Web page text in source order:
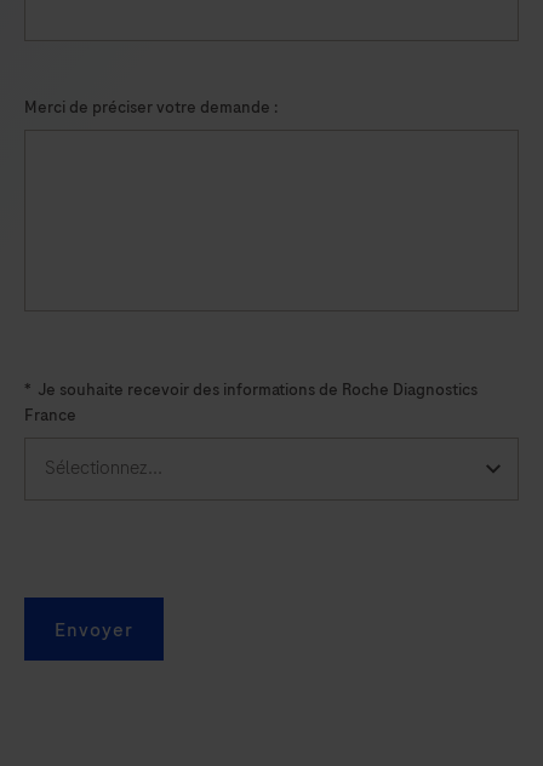
Merci de préciser votre demande :
* Je souhaite recevoir des informations de Roche Diagnostics
France
Envoyer